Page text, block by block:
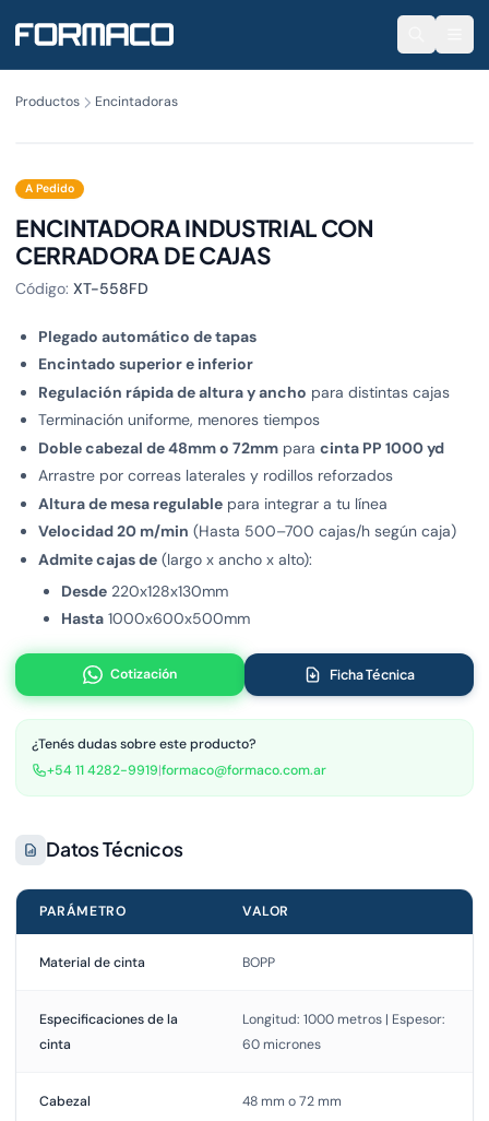
Productos Encintadoras
A Pedido
ENCINTADORA INDUSTRIAL CON
CERRADORA DE CAJAS
Código: XT-558FD
Plegado automático de tapas
Encintado superior e inferior
Regulación rápida de altura y ancho para distintas cajas
Terminación uniforme, menores tiempos
Doble cabezal de 48mm o 72mm para cinta PP 1000 yd
Arrastre por correas laterales y rodillos reforzados
Altura de mesa regulable para integrar a tu línea
Velocidad 20 m/min (Hasta 500–700 cajas/h según caja)
Admite cajas de (largo x ancho x alto):
Desde 220x128x130mm
Hasta 1000x600x500mm
Cotización Ficha Técnica
¿Tenés dudas sobre este producto?
+54 11 4282-9919|formaco@formaco.com.ar
Datos Técnicos
PARÁMETRO VALOR
Material de cinta BOPP
Especificaciones de la
cinta
Longitud: 1000 metros | Espesor:
60 micrones
Cabezal 48 mm o 72 mm